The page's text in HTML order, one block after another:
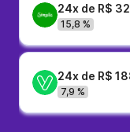
24x de R$
15,8 %
24x de R$
7,9 %